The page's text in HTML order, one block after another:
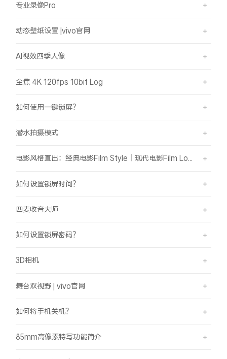
专业录像Pro
动态壁纸设置 |vivo官网
AI视效四季人像
全焦 4K 120fps 10bit Log
如何使用一键锁屏？
潜水拍摄模式
电影风格直出：经典电影Film Style｜现代电影Film Look
如何设置锁屏时间？
四麦收音大师
如何设置锁屏密码？
3D相机
舞台双视野 | vivo官网
如何将手机关机？
85mm高像素特写功能简介